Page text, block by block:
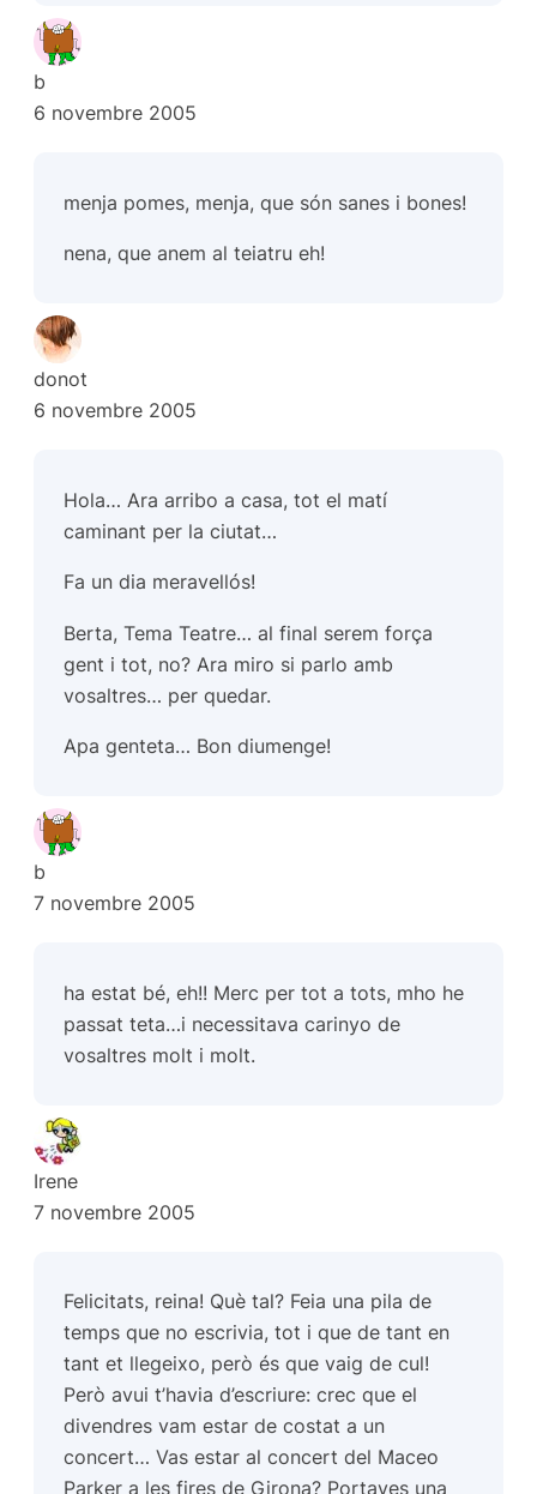
b
6 novembre 2005
menja pomes, menja, que són sanes i bones!
nena, que anem al teiatru eh!
donot
6 novembre 2005
Hola… Ara arribo a casa, tot el matí
caminant per la ciutat…
Fa un dia meravellós!
Berta, Tema Teatre… al final serem força
gent i tot, no? Ara miro si parlo amb
vosaltres… per quedar.
Apa genteta… Bon diumenge!
b
7 novembre 2005
ha estat bé, eh!! Merc per tot a tots, mho he
passat teta…i necessitava carinyo de
vosaltres molt i molt.
Irene
7 novembre 2005
Felicitats, reina! Què tal? Feia una pila de
temps que no escrivia, tot i que de tant en
tant et llegeixo, però és que vaig de cul!
Però avui t’havia d’escriure: crec que el
divendres vam estar de costat a un
concert… Vas estar al concert del Maceo
Parker a les fires de Girona? Portaves una